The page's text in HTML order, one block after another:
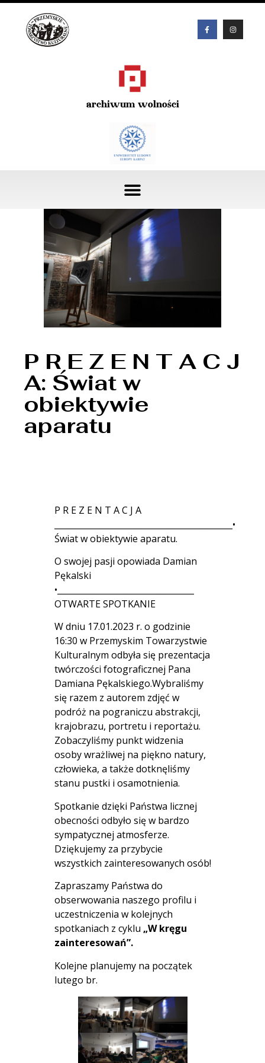
archiwum wolności
P R E Z E N T A C J
A: Świat w
obiektywie
aparatu
P R E Z E N T A C J A
___________________________________________•
Świat w obiektywie aparatu.
O swojej pasji opowiada Damian
Pękalski
•_________________________________
OTWARTE SPOTKANIE
W dniu 17.01.2023 r. o godzinie
16:30 w Przemyskim Towarzystwie
Kulturalnym odbyła się prezentacja
twórczości fotograficznej Pana
Damiana Pękalskiego.Wybraliśmy
się razem z autorem zdjęć w
podróż na pograniczu abstrakcji,
krajobrazu, portretu i reportażu.
Zobaczyliśmy punkt widzenia
osoby wrażliwej na piękno natury,
człowieka, a także dotknęliśmy
stanu pustki i osamotnienia.
Spotkanie dzięki Państwa licznej
obecności odbyło się w bardzo
sympatycznej atmosferze.
Dziękujemy za przybycie
wszystkich zainteresowanych osób!
Zapraszamy Państwa do
obserwowania naszego profilu i
uczestniczenia w kolejnych
spotkaniach z cyklu „W kręgu
zainteresowań”.
Kolejne planujemy na początek
lutego br.